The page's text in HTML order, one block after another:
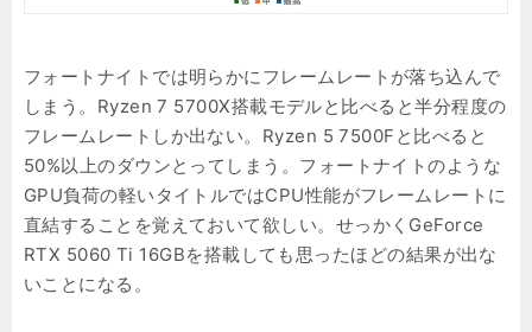
フォートナイトでは明らかにフレームレートが落ち込んで
しまう。Ryzen 7 5700X搭載モデルと比べると半分程度の
フレームレートしか出ない。Ryzen 5 7500Fと比べると
50%以上のダウンとってしまう。フォートナイトのような
GPU負荷の軽いタイトルではCPU性能がフレームレートに
直結することを覚えておいて欲しい。せっかくGeForce
RTX 5060 Ti 16GBを搭載しても思ったほどの結果が出な
いことになる。